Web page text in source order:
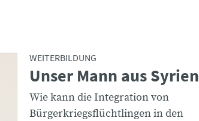
WEITERBILDUNG
Unser Mann aus Syrien
Wie kann die Integration von
Bürgerkriegsflüchtlingen in den